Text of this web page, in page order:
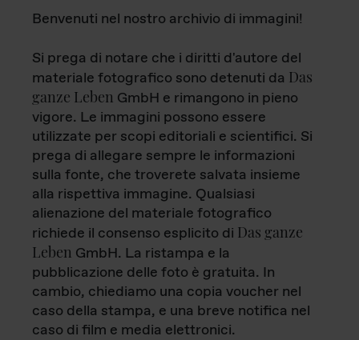
Benvenuti nel nostro archivio di immagini!
Si prega di notare che i diritti d'autore del
materiale fotografico sono detenuti da Das
ganze Leben GmbH e rimangono in pieno
vigore. Le immagini possono essere
utilizzate per scopi editoriali e scientifici. Si
prega di allegare sempre le informazioni
sulla fonte, che troverete salvata insieme
alla rispettiva immagine. Qualsiasi
alienazione del materiale fotografico
richiede il consenso esplicito di Das ganze
Leben GmbH. La ristampa e la
pubblicazione delle foto è gratuita. In
cambio, chiediamo una copia voucher nel
caso della stampa, e una breve notifica nel
caso di film e media elettronici.